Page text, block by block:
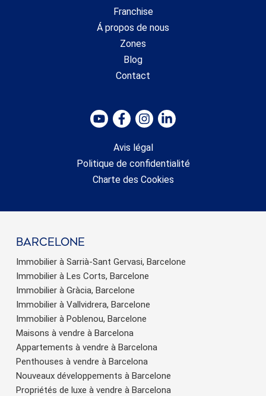
Franchise
Á propos de nous
Zones
Blog
Contact
Avis légal
Politique de confidentialité
Charte des Cookies
barcelone
Immobilier à Sarrià-Sant Gervasi, Barcelone
Immobilier à Les Corts, Barcelone
Immobilier à Gràcia, Barcelone
Immobilier à Vallvidrera, Barcelone
Immobilier à Poblenou, Barcelone
Maisons à vendre à Barcelona
Appartements à vendre à Barcelona
Penthouses à vendre à Barcelona
Nouveaux développements à Barcelone
Propriétés de luxe à vendre à Barcelona